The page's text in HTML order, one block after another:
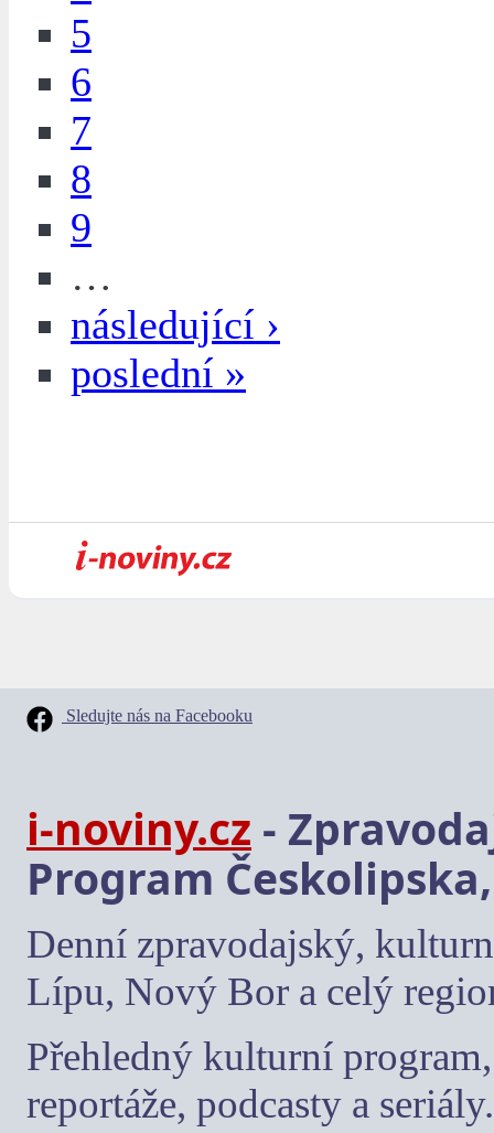
5
6
7
8
9
…
následující ›
poslední »
Sledujte nás na Facebooku
i-noviny.cz -
Program
Denní zpravodajský,
Lípu, Nový Bor a celý
Přehledný kulturní
reportáže, podcasty a seriály.